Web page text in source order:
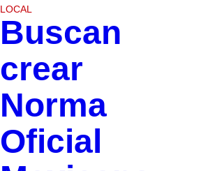
LOCAL
Buscan
crear
Norma
Oficial